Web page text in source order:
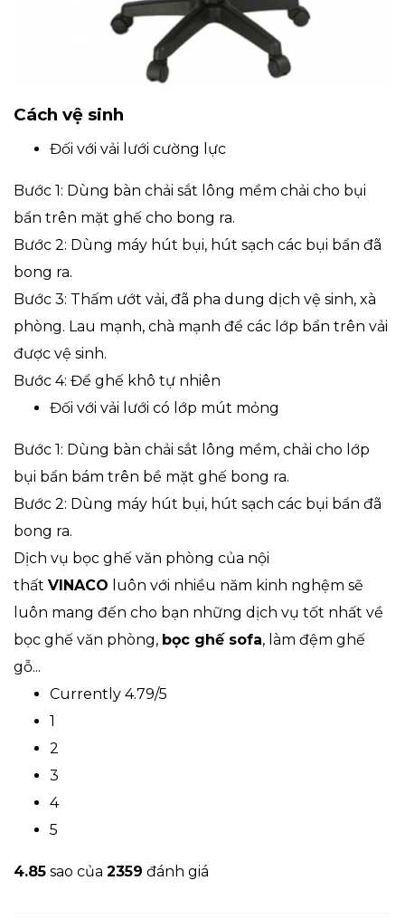
Cách vệ sinh
Đối với vải lưới cường lực
Bước 1: Dùng bàn chải sắt lông mềm chải cho bụi
bẩn trên mặt ghế cho bong ra.
Bước 2: Dùng máy hút bụi, hút sạch các bụi bẩn đã
bong ra.
Bước 3: Thấm ướt vải, đã pha dung dịch vệ sinh, xà
phòng. Lau mạnh, chà mạnh để các lớp bẩn trên vải
được vệ sinh.
Bước 4: Để ghế khô tự nhiên
Đối với vải lưới có lớp mút mỏng
Bước 1: Dùng bàn chải sắt lông mềm, chải cho lớp
bụi bẩn bám trên bề mặt ghế bong ra.
Bước 2: Dùng máy hút bụi, hút sạch các bụi bẩn đã
bong ra.
Dịch vụ bọc ghế văn phòng của nội
thất VINACO luôn với nhiều năm kinh nghệm sẽ
luôn mang đến cho bạn những dịch vụ tốt nhất về
bọc ghế văn phòng, bọc ghế sofa, làm đệm ghế
gỗ...
Currently 4.79/5
1
2
3
4
5
4.85 sao của 2359 đánh giá